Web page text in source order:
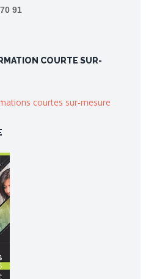
91
COURTE SUR-
courtes sur-mesure